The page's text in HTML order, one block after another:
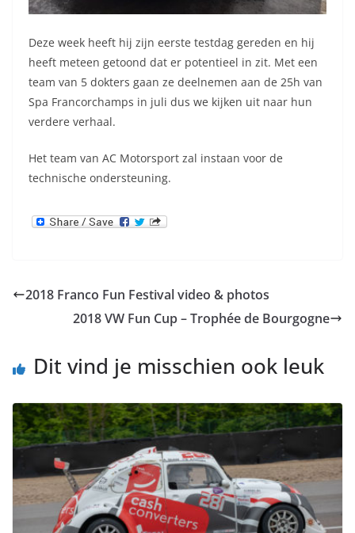
Deze week heeft hij zijn eerste testdag gereden en hij
heeft meteen getoond dat er potentieel in zit. Met een
team van 5 dokters gaan ze deelnemen aan de 25h van
Spa Francorchamps in juli dus we kijken uit naar hun
verdere verhaal.
Het team van AC Motorsport zal instaan voor de
technische ondersteuning.
2018 Franco Fun Festival video & photos
2018 VW Fun Cup – Trophée de Bourgogne
Dit vind je misschien ook leuk